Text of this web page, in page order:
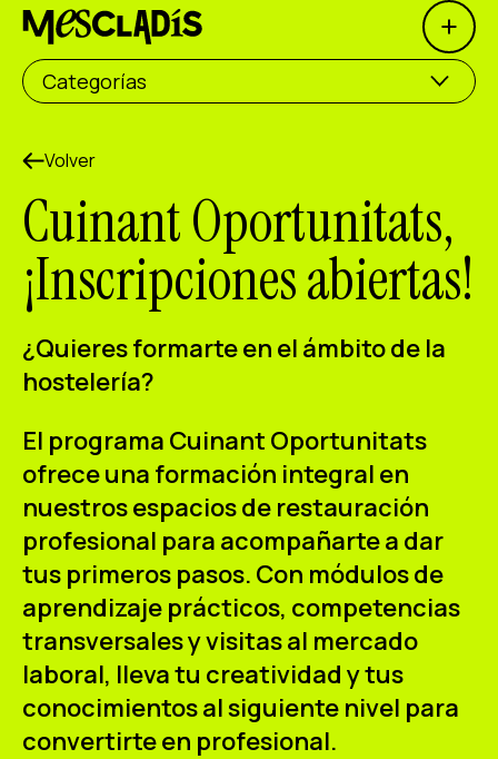
Open
Productora social
Productora de experiencias
Productora de empleo
Productora de conocimiento
Productora cultural
Agenda
Nuestros talleres
Contacto
FacebookInstagramYoutube Twitter/X
ES CA EN
Categorías
Volver
Cuinant Oportunitats,
¡Inscripciones abiertas!
¿Quieres formarte en el ámbito de la
hostelería?
El programa Cuinant Oportunitats
ofrece una formación integral en
nuestros espacios de restauración
profesional para acompañarte a dar
tus primeros pasos. Con módulos de
aprendizaje prácticos, competencias
transversales y visitas al mercado
laboral, lleva tu creatividad y tus
conocimientos al siguiente nivel para
convertirte en profesional.